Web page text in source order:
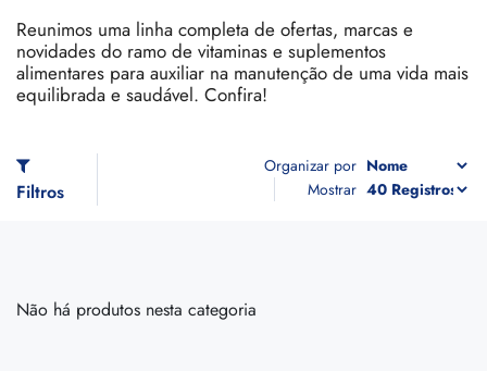
Reunimos uma linha completa de ofertas, marcas e
novidades do ramo de vitaminas e suplementos
alimentares para auxiliar na manutenção de uma vida mais
equilibrada e saudável. Confira!
Filtros
Organizar por
Mostrar
Não há produtos nesta categoria